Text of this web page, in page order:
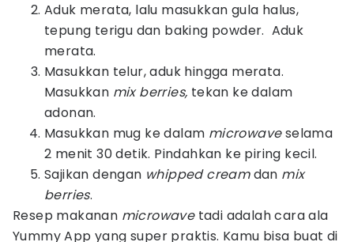
Aduk merata, lalu masukkan gula halus,
tepung terigu dan baking powder. Aduk
merata.
Masukkan telur, aduk hingga merata.
Masukkan mix berries, tekan ke dalam
adonan.
Masukkan mug ke dalam microwaveselama
2 menit 30 detik. Pindahkan ke piring kecil.
Sajikan dengan whipped creamdan mix
berries.
Resep makanan microwavetadi adalah cara ala
Yummy App yang super praktis. Kamu bisa buat di